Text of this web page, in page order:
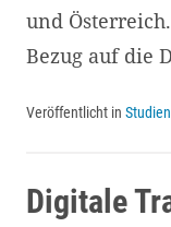
und
Bezug auf die
Veröffentlicht in Studien
Digitale